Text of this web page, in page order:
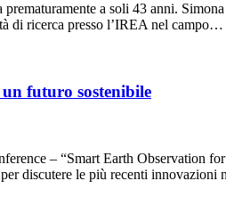
a soli 43 anni.
di ricerca presso l’IREA nel campo…
futuro sostenibile
– “Smart Earth Observation
discutere le più recenti innovazioni